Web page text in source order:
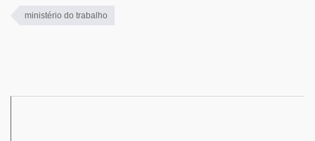
ministério do trabalho